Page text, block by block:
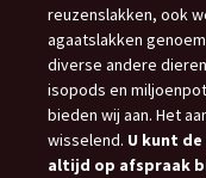
reuzenslakken, ook
agaatslakken
diverse andere
isopods en
bieden wij aan. Het
wisselend. U kunt
altijd op afspraak